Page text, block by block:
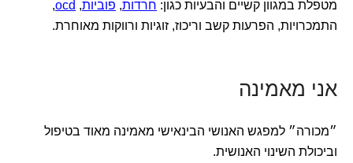
מטפלת במגוון קשיים והבעיות כגון: חרדות, פוביות,
ocd
,
התמכרויות, הפרעות קשב וריכוז, זוגיות ורווקות מאוחרת.
אני מאמינה
״מכורה״ למפגש האנושי הבינאישי מאמינה מאוד בטיפול
וביכולת השינוי האנושית.